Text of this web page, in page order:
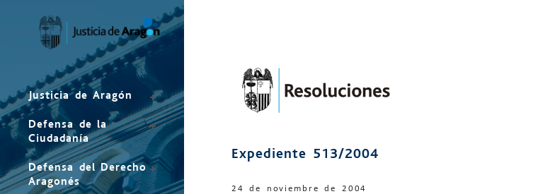
Justicia de Aragón
Defensa de la
Ciudadanía
Defensa del Derecho
Aragonés
Expediente 513/2004
24 de noviembre de 2004